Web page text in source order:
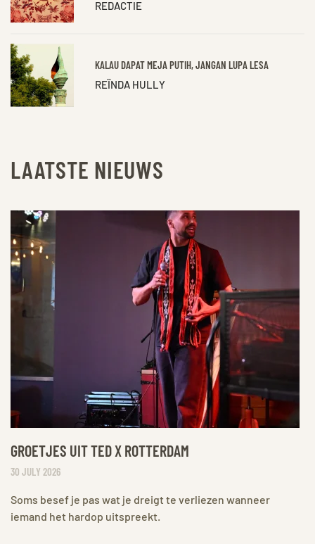
REDACTIE
KALAU DAPAT MEJA PUTIH, JANGAN LUPA LESA
REÏNDA HULLY
LAATSTE NIEUWS
GROETJES UIT TED X ROTTERDAM
30 JULY 2026
Soms besef je pas wat je dreigt te verliezen wanneer
iemand het hardop uitspreekt.